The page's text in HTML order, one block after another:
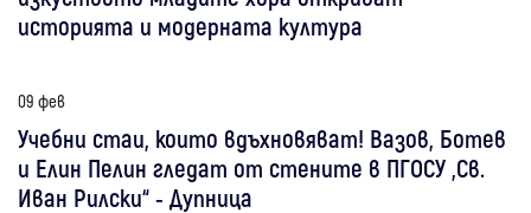
историята и модерната култура
09 фев
Учебни стаи, които вдъхновяват! Вазов, Ботев
и Елин Пелин гледат от стените в ПГОСУ „Св.
Иван Рилски“ - Дупница